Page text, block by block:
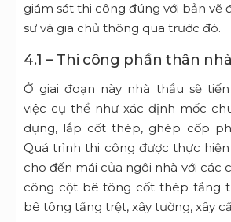
giám sát thi công đúng với bản vẽ
sư và gia chủ thông qua trước đó.
4.1 – Thi công phần thân
Ở giai đoạn này nhà thầu sẽ
việc cụ thể như xác định mốc
dựng, lắp cốt thép, ghép cốp
Quá trình thi công được thực hiện
cho đến mái của ngôi nhà với các
công cột bê tông cốt thép tầng
bê tông tầng trệt, xây tường, xây